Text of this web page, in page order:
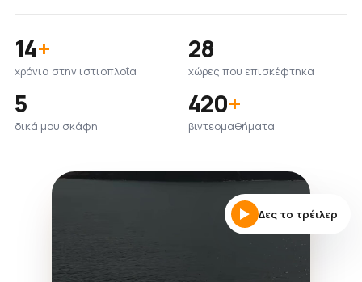
14+
χρόνια στην ιστιοπλοΐα
28
χώρες που επισκέφτηκα
5
δικά μου σκάφη
420+
βιντεομαθήματα
Δες το τρέιλερ